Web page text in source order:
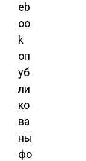
eb
oo
k
оп
уб
ли
ко
ва
ны
фо